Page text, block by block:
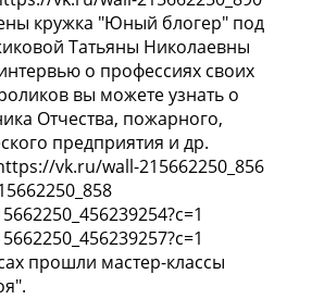
кружка "Юный блогер" под
Татьяны Николаевны
о профессиях своих
вы можете узнать о
Отчества, пожарного,
предприятия и др.
vk.ru/wall-215662250_856
прошли мастер-классы